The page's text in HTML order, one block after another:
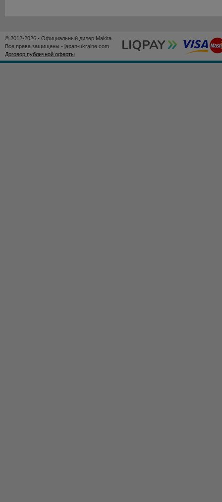
© 2012-2026 - Официальный дилер Makita
Все права защищены - japan-ukraine.com
Договор публичной оферты